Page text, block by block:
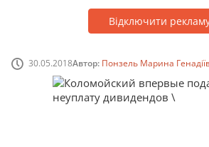
Відключити
30.05.2018Автор: Понзель Марина